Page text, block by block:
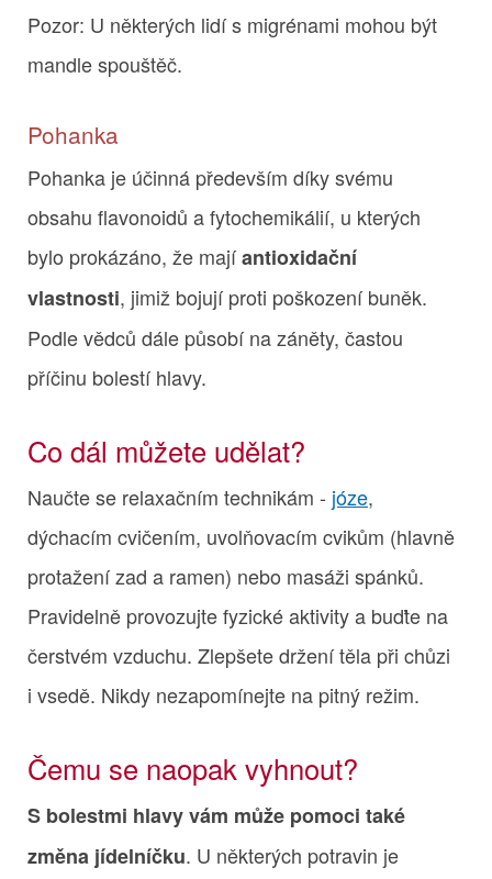
Pozor: U některých lidí s migrénami mohou být
mandle spouštěč.
Pohanka
Pohanka je účinná především díky svému
obsahu flavonoidů a fytochemikálií, u kterých
bylo prokázáno, že majíantioxidační
vlastnosti, jimiž bojují proti poškození buněk.
Podle vědců dále působí na záněty, častou
příčinu bolestí hlavy.
Co dál můžete udělat?
Naučte se relaxačním technikám - józe,
dýchacím cvičením, uvolňovacím cvikům (hlavně
protažení zad a ramen) nebo masáži spánků.
Pravidelně provozujte fyzické aktivity a buďte na
čerstvém vzduchu. Zlepšete držení těla při chůzi
i vsedě. Nikdy nezapomínejte na pitný režim.
Čemu se naopak vyhnout?
S bolestmi hlavy vám může pomoci také
změna jídelníčku. U některých potravin je